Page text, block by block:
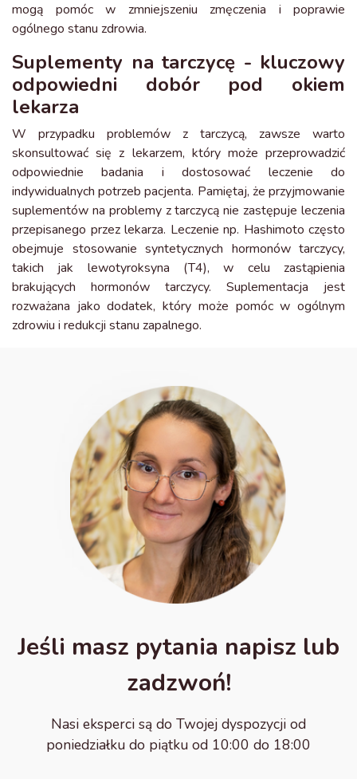
mogą pomóc w zmniejszeniu zmęczenia i poprawie
ogólnego stanu zdrowia.
Suplementy na tarczycę - kluczowy
odpowiedni dobór pod okiem
lekarza
W przypadku problemów z tarczycą, zawsze warto
skonsultować się z lekarzem, który może przeprowadzić
odpowiednie badania i dostosować leczenie do
indywidualnych potrzeb pacjenta. Pamiętaj, że przyjmowanie
suplementów na problemy z tarczycą nie zastępuje leczenia
przepisanego przez lekarza. Leczenie np. Hashimoto często
obejmuje stosowanie syntetycznych hormonów tarczycy,
takich jak lewotyroksyna (T4), w celu zastąpienia
brakujących hormonów tarczycy. Suplementacja jest
rozważana jako dodatek, który może pomóc w ogólnym
zdrowiu i redukcji stanu zapalnego.
Jeśli masz pytania napisz lub
zadzwoń!
Nasi eksperci są do Twojej dyspozycji od
poniedziałku do piątku od 10:00 do 18:00